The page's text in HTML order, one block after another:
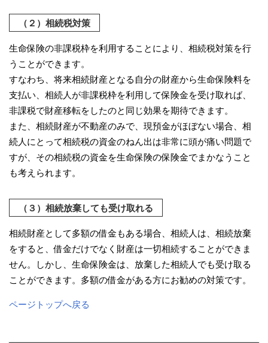
（２）相続税対策
生命保険の非課税枠を利用することにより、相続税対策を行
うことができます。
すなわち、将来相続財産となる自分の財産から生命保険料を
支払い、相続人が非課税枠を利用して保険金を受け取れば、
非課税で財産移転をしたのと同じ効果を期待できます。
また、相続財産が不動産のみで、現預金がほぼない場合、相
続人にとって相続税の資金のねん出は非常に頭が痛い問題で
すが、その相続税の資金を生命保険の保険金でまかなうこと
も考えられます。
（３）相続放棄しても受け取れる
相続財産として多額の借金もある場合、相続人は、相続放棄
をすると、借金だけでなく財産は一切相続することができま
せん。しかし、生命保険金は、放棄した相続人でも受け取る
ことができます。多額の借金がある方にお勧めの対策です。
ページトップへ戻る